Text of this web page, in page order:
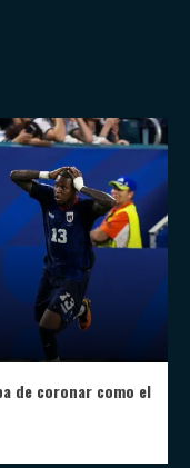
de coronar como el